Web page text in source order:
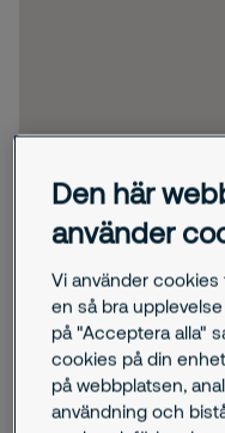
Den här
använder
Vi använder
en så bra
på "Acceptera alla"
cookies på din
på webbplatsen,
användning och